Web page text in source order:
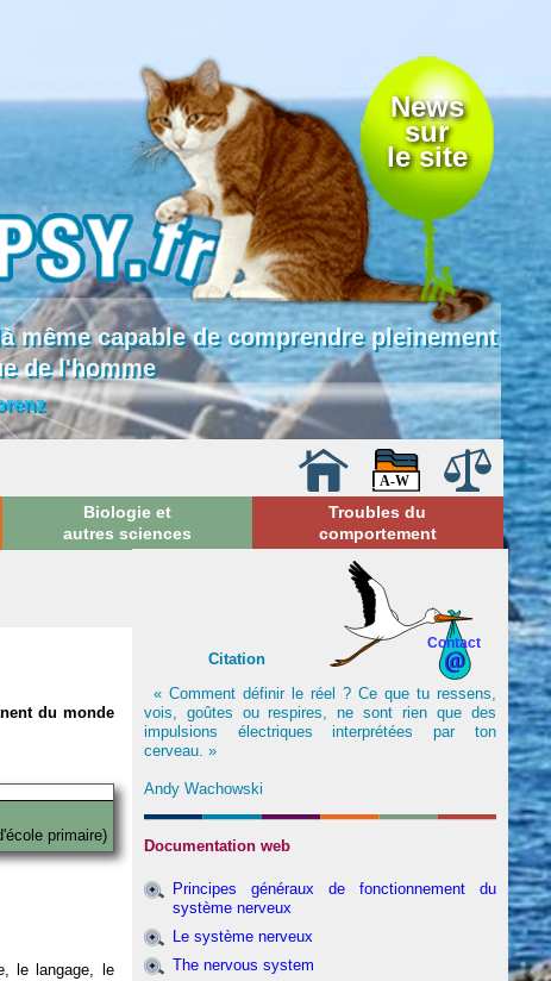
News
sur
le site
capable de comprendre pleinement
de l'homme
Biologie et
autres sciences
Troubles du
comportement
du monde
primaire)
le langage, le
Contact
Citation
« Comment définir le réel ? Ce que tu ressens,
vois, goûtes ou respires, ne sont rien que des
impulsions électriques interprétées par ton
cerveau. »
Andy Wachowski
Documentation web
Principes généraux de fonctionnement du
système nerveux
Le système nerveux
The nervous system